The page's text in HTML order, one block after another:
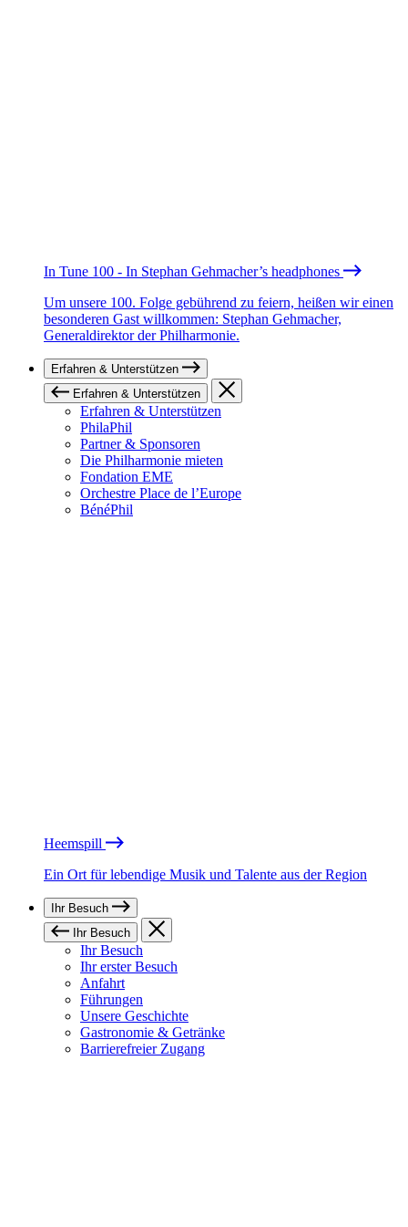
In Tune 100 - In Stephan Gehmacher’s headphones
Um unsere 100. Folge gebührend zu feiern, heißen wir einen
besonderen Gast willkommen: Stephan Gehmacher,
Generaldirektor der Philharmonie.
Erfahren & Unterstützen
Erfahren & Unterstützen
Erfahren & Unterstützen
PhilaPhil
Partner & Sponsoren
Die Philharmonie mieten
Fondation EME
Orchestre Place de l’Europe
BénéPhil
Heemspill
Ein Ort für lebendige Musik und Talente aus der Region
Ihr Besuch
Ihr Besuch
Ihr Besuch
Ihr erster Besuch
Anfahrt
Führungen
Unsere Geschichte
Gastronomie & Getränke
Barrierefreier Zugang